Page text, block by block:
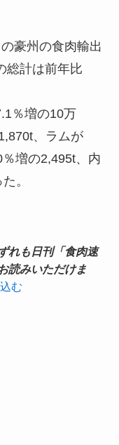
豪州の食肉輸出
総計は前年比
％増の10万
、ラムが
増の2,495t、内
。
れも日刊「食肉速
読みいただけま
む